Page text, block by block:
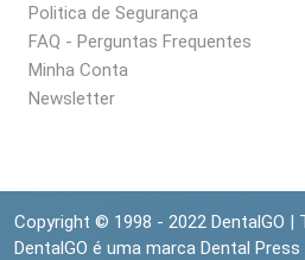
Politica de Segurança
FAQ - Perguntas Frequentes
Minha Conta
Newsletter
Copyright © 1998 - 2022 DentalGO |
DentalGO é uma marca Dental Press